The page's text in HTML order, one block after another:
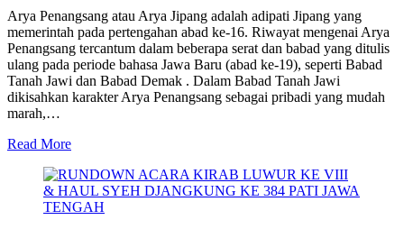
Arya Penangsang atau Arya Jipang adalah adipati Jipang yang
memerintah pada pertengahan abad ke-16. Riwayat mengenai Arya
Penangsang tercantum dalam beberapa serat dan babad yang ditulis
ulang pada periode bahasa Jawa Baru (abad ke-19), seperti Babad
Tanah Jawi dan Babad Demak . Dalam Babad Tanah Jawi
dikisahkan karakter Arya Penangsang sebagai pribadi yang mudah
marah,…
Read More